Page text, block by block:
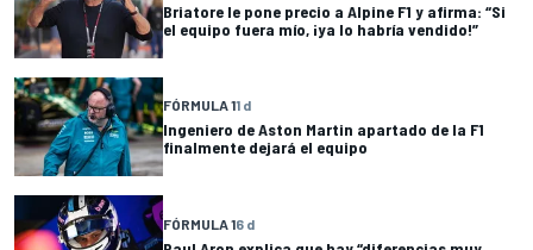
Briatore le pone precio a Alpine F1 y afirma: “Si
el equipo fuera mío, ¡ya lo habría vendido!”
FÓRMULA 11 d
Ingeniero de Aston Martin apartado de la F1
finalmente dejará el equipo
FÓRMULA 16 d